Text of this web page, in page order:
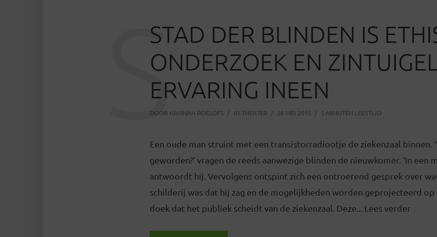
STAD DER BLINDEN IS
ONDERZOEK EN
ERVARING INEEN
DOOR HANNAH ROELOFS IN THEATER 28 MEI 2015 5 MINUTEN LEESTIJD
S
Een oude man struint met een transistorradiootje de ziekenzaal binnen.
geworden?’ vragen de reeds aanwezige blinden de nieuwkomer. ‘In een
antwoordt hij. Vervolgens ontspint zich een ontroerend gesprek over
schilderij was dat hij zag en de mogelijkheden worden geprojecteerd
doek dat het publiek scheidt van de ziekenzaal. Deze... Lees verder